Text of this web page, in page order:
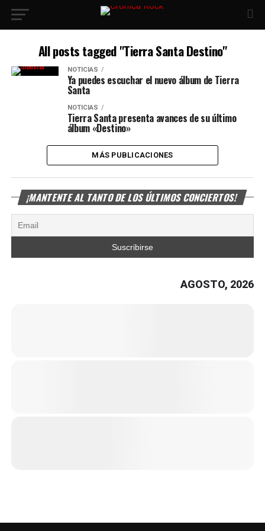
All posts tagged "Tierra Santa Destino"
NOTICIAS
Ya puedes escuchar el nuevo álbum de Tierra
Santa
NOTICIAS
Tierra Santa presenta avances de su último
álbum «Destino»
MÁS PUBLICACIONES
¡MANTENTE AL TANTO DE LOS ÚLTIMOS CONCIERTOS!
AGOSTO, 2026